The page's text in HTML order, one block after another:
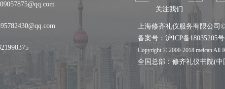
关注我们
上海修齐礼仪服务有限公司
备案号： 沪ICP备18035205
Copyright © 2000-2018 meican All
全国总部： 修齐礼仪书院(中